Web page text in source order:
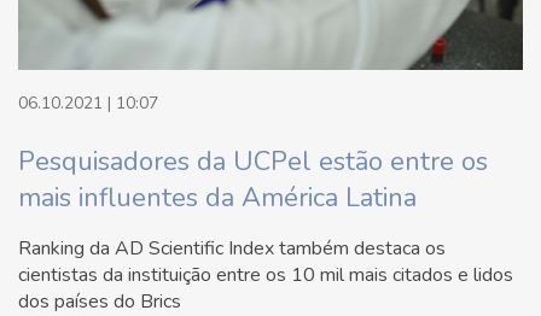
06.10.2021 | 10:07
Pesquisadores da UCPel estão entre os
mais influentes da América Latina
Ranking da AD Scientific Index também destaca os
cientistas da instituição entre os 10 mil mais citados e lidos
dos países do Brics